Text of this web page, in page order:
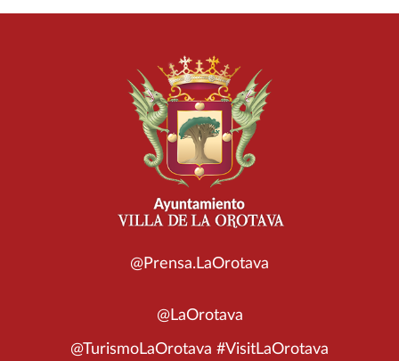
@Prensa.LaOrotava
@LaOrotava
@TurismoLaOrotava #VisitLaOrotava